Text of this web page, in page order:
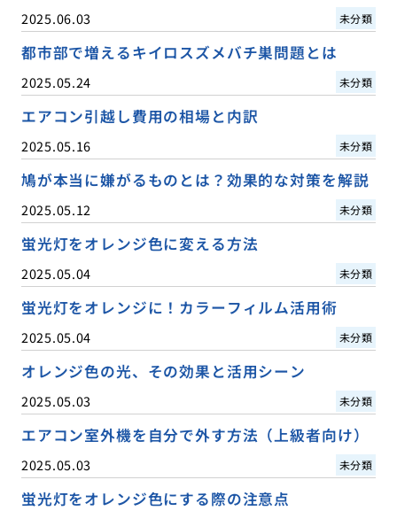
2025.06.03 未分類
都市部で増えるキイロスズメバチ巣問題とは
2025.05.24 未分類
エアコン引越し費用の相場と内訳
2025.05.16 未分類
鳩が本当に嫌がるものとは？効果的な対策を解説
2025.05.12 未分類
蛍光灯をオレンジ色に変える方法
2025.05.04 未分類
蛍光灯をオレンジに！カラーフィルム活用術
2025.05.04 未分類
オレンジ色の光、その効果と活用シーン
2025.05.03 未分類
エアコン室外機を自分で外す方法（上級者向け）
2025.05.03 未分類
蛍光灯をオレンジ色にする際の注意点